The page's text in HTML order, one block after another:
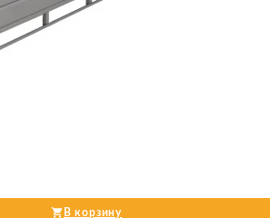
В корзину